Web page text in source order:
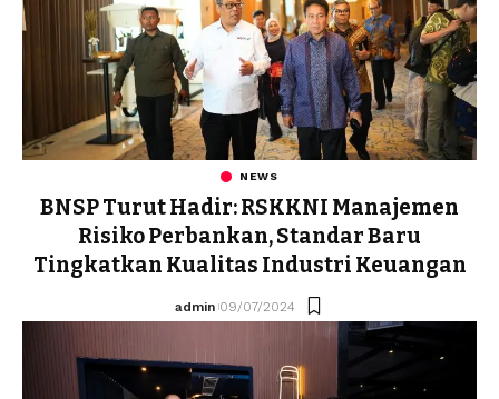
NEWS
BNSP Turut Hadir: RSKKNI Manajemen
Risiko Perbankan, Standar Baru
Tingkatkan Kualitas Industri Keuangan
admin 09/07/2024